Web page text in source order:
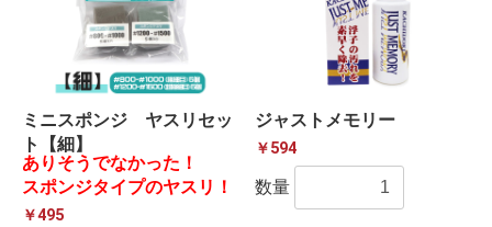
ミニスポンジ ヤスリセッ
ト【細】
ありそうでなかった！
スポンジタイプのヤスリ！
￥495
ジャストメモリー
￥594
数量